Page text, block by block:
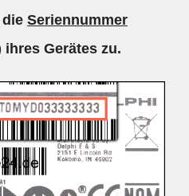
Seriennummer
ihres Gerätes zu.